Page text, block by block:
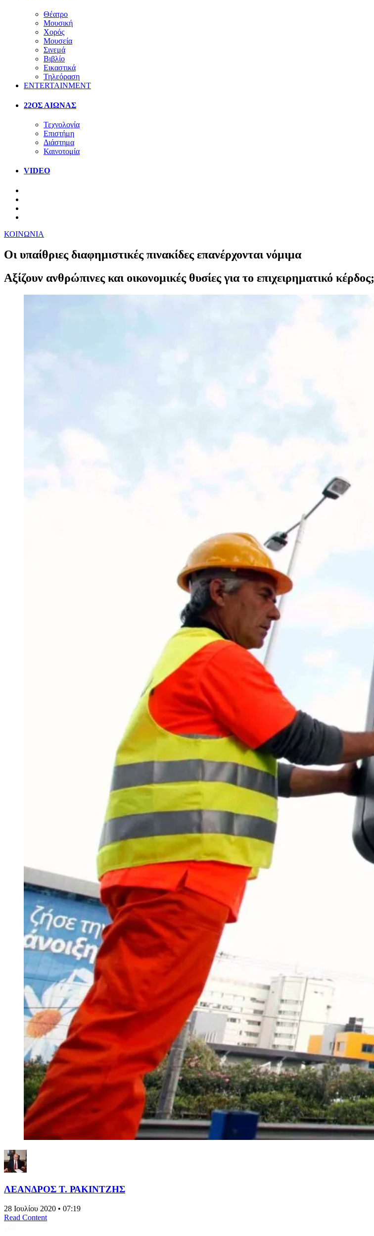
Θέατρο
Μουσική
Χορός
Μουσεία
Σινεμά
Βιβλίο
Εικαστικά
Τηλεόραση
ENTERTAINMENT
22ΟΣ ΑΙΩΝΑΣ
Τεχνολογία
Επιστήμη
Διάστημα
Καινοτομία
VIDEO
ΚΟΙΝΩΝΙΑ
Οι υπαίθριες διαφημιστικές πινακίδες επανέρχονται νόμιμα
Αξίζουν ανθρώπινες και οικονομικές θυσίες για το επιχειρηματικό κέρδος;
ΛΕΑΝΔΡΟΣ Τ. ΡΑΚΙΝΤΖΗΣ
28 Ιουλίου 2020 • 07:19
Read Content